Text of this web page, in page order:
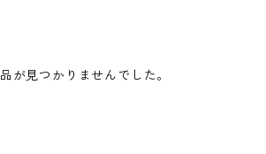
が見つかりませんでした。